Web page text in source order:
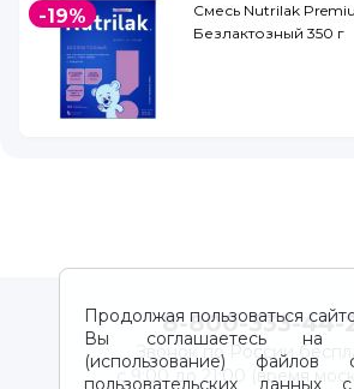
-19%
Смесь Nutrilak
Безлактозный 350 г
Продолжая пользоваться
Вы соглашаетесь на
(использование)
пользовательских данных
8-800-333-44-
Звонок по России
с 9:00 до 21:00 (время